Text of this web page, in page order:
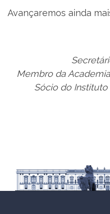
Avançaremos ainda
Membro da
Sócio do